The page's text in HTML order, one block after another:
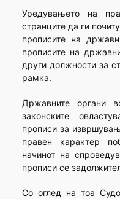
Уредувањето на
странците да ги
прописите на
прописите на
други должности за
рамка.
Државните органи
законските
прописи за
правен карактер
начинот на
прописи се
Со оглед на тоа